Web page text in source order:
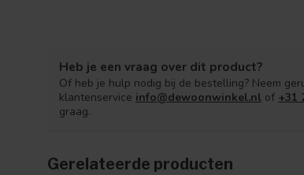
Heb je een vraag over dit product?
Of heb je hulp nodig bij de bestelling? Neem
klantenservice info@dewoonwinkel.nl of +31
graag.
Gerelateerde producten